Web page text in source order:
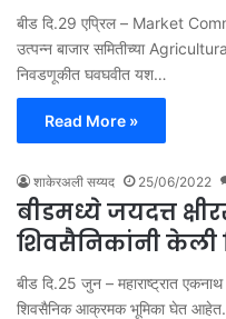
बीड दि.29 एप्रिल – Market
उत्पन्न बाजार समितीच्या
निवडणूकीत घवघवीत यश…
Read More »
शाकेरअली सय्यद 25/06/2022
बीडमध्ये जयदत्त
शिवसैनिकांनी केली
बीड दि.25 जुन – महाराष्ट्रात
शिवसैनिक आक्रमक भूमिका घेत आहेत.